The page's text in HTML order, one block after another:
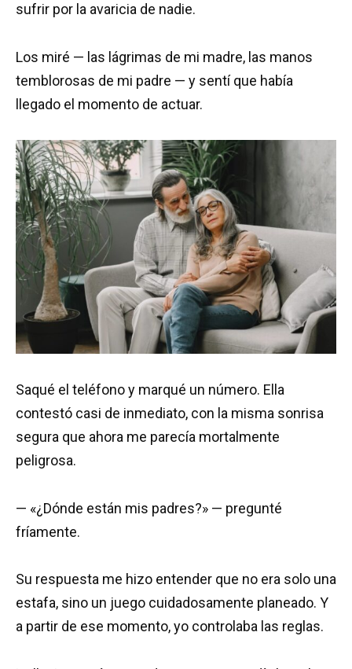
sufrir por la avaricia de nadie.
Los miré — las lágrimas de mi madre, las manos
temblorosas de mi padre — y sentí que había
llegado el momento de actuar.
Saqué el teléfono y marqué un número. Ella
contestó casi de inmediato, con la misma sonrisa
segura que ahora me parecía mortalmente
peligrosa.
— «¿Dónde están mis padres?» — pregunté
fríamente.
Su respuesta me hizo entender que no era solo una
estafa, sino un juego cuidadosamente planeado. Y
a partir de ese momento, yo controlaba las reglas.